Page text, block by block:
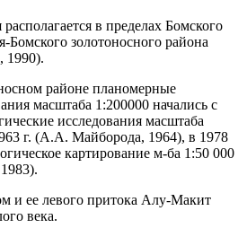
в пределах Бомского
Бомского золотоносного района
1990).
районе планомерные
масштаба 1:200000 начались с
исследования масштаба
г. (А.А. Майборода, 1964), в 1978
картирование м-ба 1:50 000
и ее левого притока Алу-Макит
века.